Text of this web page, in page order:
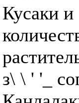
Кусаки
з\ \ ' '_